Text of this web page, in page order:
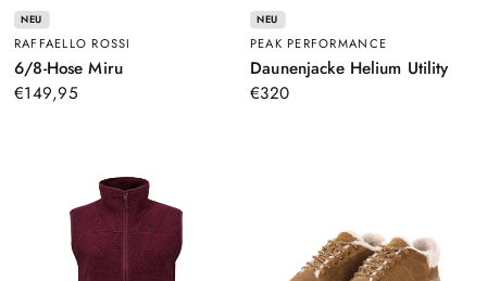
NEU
RAFFAELLO ROSSI
6/8-Hose Miru–
€149,95
NEU
PEAK PERFORMANCE
Daunenjacke Helium Utility–
€320